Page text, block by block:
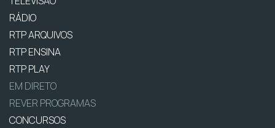
RÁDIO
RTP ARQUIVOS
RTP ENSINA
RTP PLAY
EM DIRETO
REVER PROGRAMAS
CONCURSOS